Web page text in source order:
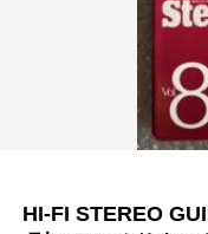
HI-FI STEREO